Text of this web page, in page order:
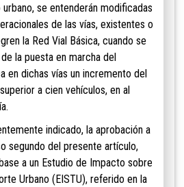
se entenderán modificadas
de las vías, existentes o
la Red Vial Básica, cuando se
la puesta en marcha del
en dichas vías un incremento del
a cien vehículos, en al
indicado, la aprobación a
segundo del presente artículo,
a un Estudio de Impacto sobre
Urbano (EISTU), referido en la